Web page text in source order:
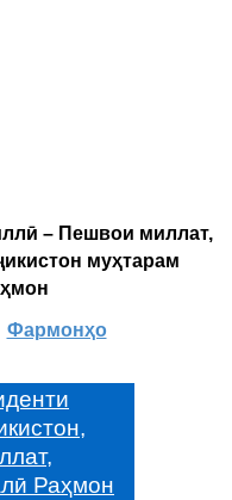
– Пешвои миллат,
муҳтарам
Фармонҳо
Раҳмон